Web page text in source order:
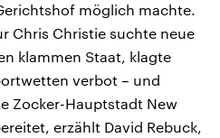
möglich machte.
Chris Christie suchte neue
klammen Staat, klagte
verbot – und
Zocker-Hauptstadt New
erzählt David Rebuck,